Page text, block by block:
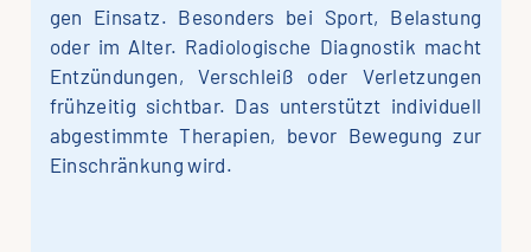
gen Ein­satz. Beson­ders bei Sport, Be­lastung
oder im Alter. Ra­diolo­gische Dia­gnos­tik macht
Ent­zündungen, Ver­schleiß oder Ver­letzungen
früh­zeitig sicht­bar. Das unter­stützt indi­vi­du­ell
ab­ge­stimmte The­ra­pien, bevor Bewe­gung zur
Ein­schrän­kung wird.